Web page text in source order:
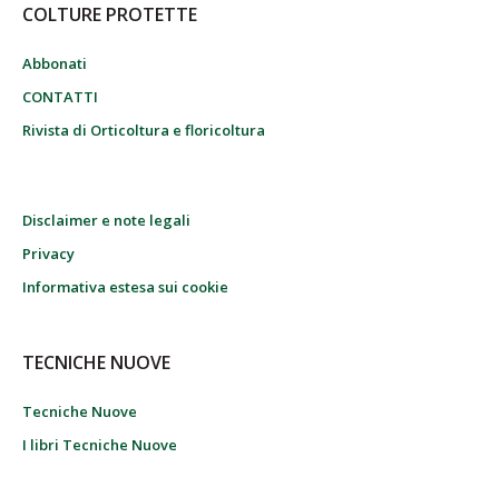
COLTURE PROTETTE
Abbonati
CONTATTI
Rivista di Orticoltura e floricoltura
Disclaimer e note legali
Privacy
Informativa estesa sui cookie
TECNICHE NUOVE
Tecniche Nuove
I libri Tecniche Nuove